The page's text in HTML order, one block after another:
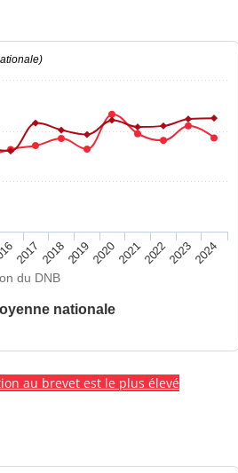
du DNB
nationale
20172018201920202021202220232024
au brevet est le plus élevé